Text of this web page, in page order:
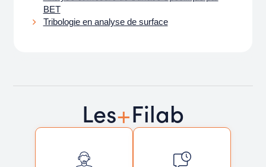
BET
Tribologie en analyse de surface
Les+Filab